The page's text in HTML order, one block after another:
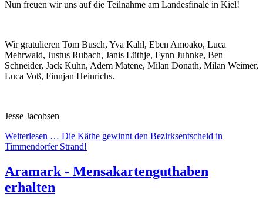
Nun freuen wir uns auf die Teilnahme am Landesfinale in Kiel!
Wir gratulieren Tom Busch, Yva Kahl, Eben Amoako, Luca
Mehrwald, Justus Rubach, Janis Lüthje, Fynn Juhnke, Ben
Schneider, Jack Kuhn, Adem Matene, Milan Donath, Milan Weimer,
Luca Voß, Finnjan Heinrichs.
Jesse Jacobsen
Weiterlesen … Die Käthe gewinnt den Bezirksentscheid in
Timmendorfer Strand!
Aramark - Mensakartenguthaben
erhalten